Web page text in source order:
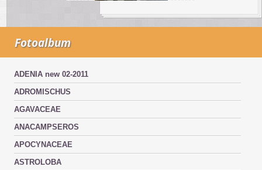
Fotoalbum
ADENIA new 02-2011
ADROMISCHUS
AGAVACEAE
ANACAMPSEROS
APOCYNACEAE
ASTROLOBA